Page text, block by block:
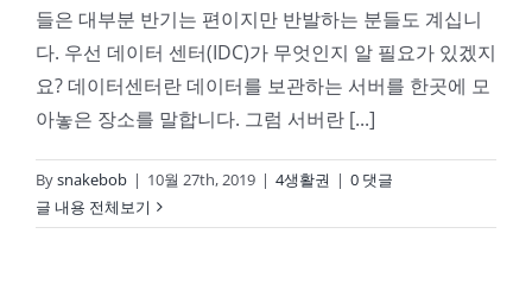
들은 대부분 반기는 편이지만 반발하는 분들도 계십니
다. 우선 데이터 센터(IDC)가 무엇인지 알 필요가 있겠지
요? 데이터센터란 데이터를 보관하는 서버를 한곳에 모
아놓은 장소를 말합니다. 그럼 서버란 [...]
Bysnakebob | 10월 27th, 2019 | 4생활권 | 0 댓글
글 내용 전체보기